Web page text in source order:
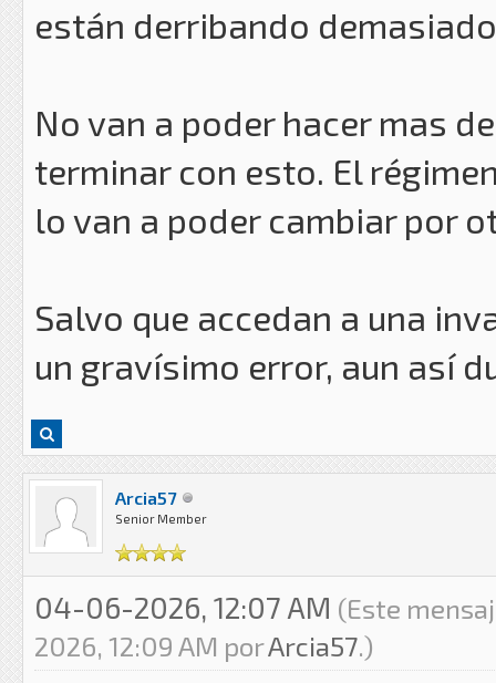
están derribando
No van a poder hacer mas
terminar con esto. El
lo van a poder cambiar por
Salvo que accedan a una
un gravísimo error, aun así
Arcia57
Senior Member
04-06-2026, 12:07 AM (Este
2026, 12:09 AM porArcia57.)